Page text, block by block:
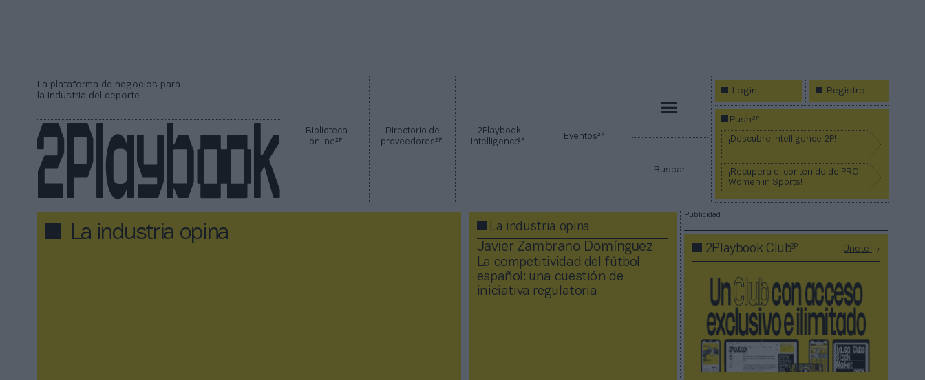
La plataforma de negocios para
la industria del deporte
Biblioteca
online2P
Directorio de
proveedores2P
2Playbook
Intelligence2P Eventos2P
Buscar
Login Registro
Push2P
¡Descubre Intelligence 2P!
¡Recupera el contenido de PRO
Women in Sports!
La industria opina La industria opina
Javier Zambrano Domínguez
La competitividad del fútbol
español: una cuestión de
iniciativa regulatoria
Publicidad
2Playbook Club2P ¡Únete!